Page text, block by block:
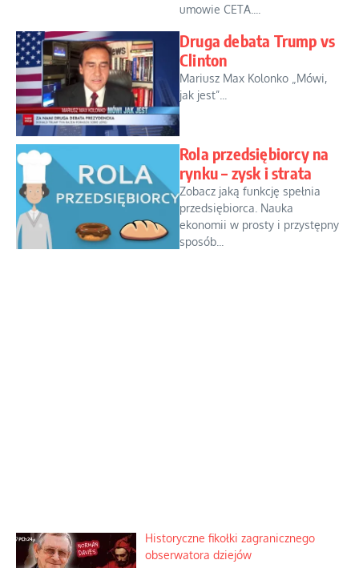
umowie CETA....
Druga debata Trump vs
Clinton
Mariusz Max Kolonko „Mówi,
jak jest”...
Rola przedsiębiorcy na
rynku – zysk i strata
Zobacz jaką funkcję spełnia
przedsiębiorca. Nauka
ekonomii w prosty i przystępny
sposób...
Historyczne fikołki zagranicznego
obserwatora dziejów